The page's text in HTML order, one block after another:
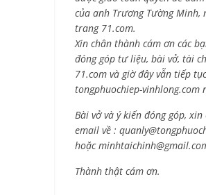
của anh Trương Tường Minh,
trang 71.com.
Xin chân thành cám ơn các
đóng góp tư liệu, bài vở, tài
71.com và giờ đây vẫn tiếp
tongphuochiep-vinhlong.com
Bài vở và ý kiến đóng góp,
email về :
hoặc
Thành thật cám ơn.